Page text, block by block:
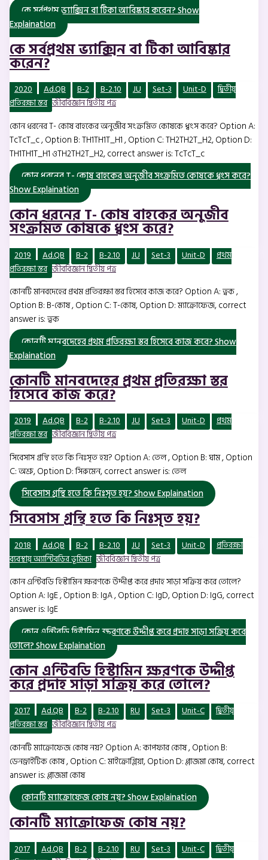
কে সর্বপ্রথম ভ্যাক্সিন বা টিকা আবিষ্কার করেন?Show
Explaination
কে সর্বপ্রথম ভ্যাক্সিন বা টিকা আবিষ্কার
করেন?
2020 Ad.QB B-2 B-2.10 JU Set-3 Unit-D
দ্বিতীয়
প্রতিরক্ষা স্তর জীববিজ্ঞান দ্বিতীয় পত্র
কোন ধরনের T- কোষ বাহকের অনুজীব সংক্রমিত কোষকে ধ্বংস করে? Option A:
TcTcT_c , Option B: TH1TH1T_H1 , Option C: TH2TH2T_H2, Option D:
TH1TH1T_H1 ওTH2TH2T_H2, correct answer is: TcTcT_c
কোন ধরনের T- কোষ বাহকের অনুজীব সংক্রমিত কোষকে ধ্বংস করে?
Show Explaination
কোন ধরনের T- কোষ বাহকের অনুজীব
সংক্রমিত কোষকে ধ্বংস করে?
2019 Ad.QB B-2 B-2.10 JU Set-3 Unit-D
প্রথম
প্রতিরক্ষা স্তর জীববিজ্ঞান দ্বিতীয় পত্র
কোনটি মানবদেহের প্রথম প্রতিরক্ষা স্তর হিসেবে কাজ করে? Option A: ত্বক ,
Option B: B-কোষ , Option C: T-কোষ, Option D: ম্যাক্রোফেজ, correct
answer is: ত্বক
কোনটি মানবদেহের প্রথম প্রতিরক্ষা স্তর হিসেবে কাজ করে?Show
Explaination
কোনটি মানবদেহের প্রথম প্রতিরক্ষা স্তর
হিসেবে কাজ করে?
2019 Ad.QB B-2 B-2.10 JU Set-3 Unit-D
প্রথম
প্রতিরক্ষা স্তর জীববিজ্ঞান দ্বিতীয় পত্র
সিবেসাস গ্রন্থি হতে কি নিঃসৃত হয়? Option A: তেল , Option B: ঘাম , Option
C: অশ্রু, Option D: সিরুমেন, correct answer is: তেল
সিবেসাস গ্রন্থি হতে কি নিঃসৃত হয়?Show Explaination
সিবেসাস গ্রন্থি হতে কি নিঃসৃত হয়?
2018 Ad.QB B-2 B-2.10 JU Set-3 Unit-D
প্রতিরক্ষা
ব্যবস্থায় অ্যান্টিবডির ভূমিকা জীববিজ্ঞান দ্বিতীয় পত্র
কোন এন্টিবডি হিস্টামিন ক্ষরণকে উদ্দীপ্ত করে প্রদাহ সাড়া সক্রিয় করে তোলে?
Option A: IgE , Option B: IgA , Option C: IgD, Option D: IgG, correct
answer is: IgE
কোন এন্টিবডি হিস্টামিন ক্ষরণকে উদ্দীপ্ত করে প্রদাহ সাড়া সক্রিয় করে
তোলে?Show Explaination
কোন এন্টিবডি হিস্টামিন ক্ষরণকে উদ্দীপ্ত
করে প্রদাহ সাড়া সক্রিয় করে তোলে?
2017 Ad.QB B-2 B-2.10 RU Set-3 Unit-C
দ্বিতীয়
প্রতিরক্ষা স্তর জীববিজ্ঞান দ্বিতীয় পত্র
কোনটি ম্যাক্রোফেজ কোষ নয়? Option A: কাপফার কোষ , Option B:
ডেনড্রাইটিক কোষ , Option C: মাইক্রোগ্লিয়া, Option D: প্লাজমা কোষ, correct
answer is: প্লাজমা কোষ
কোনটি ম্যাক্রোফেজ কোষ নয়?Show Explaination
কোনটি ম্যাক্রোফেজ কোষ নয়?
2017 Ad.QB B-2 B-2.10 RU Set-3 Unit-C
দ্বিতীয়